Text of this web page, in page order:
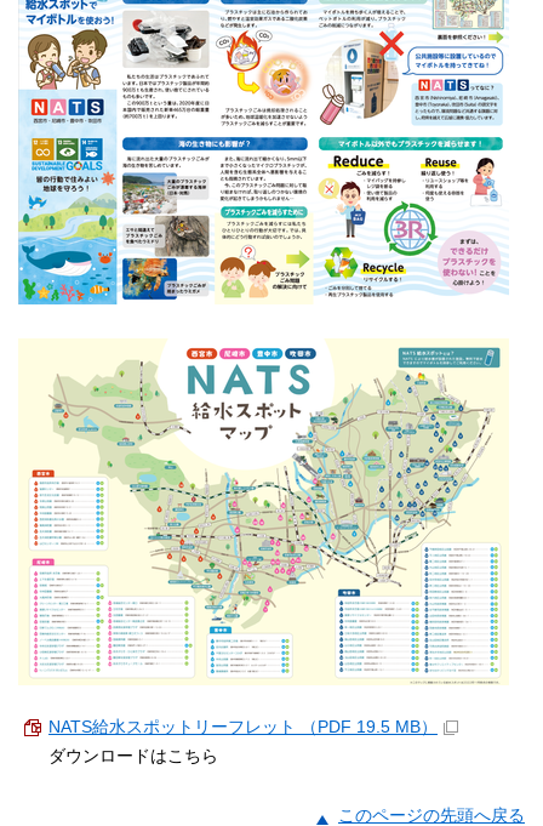
NATS給水スポットリーフレット （PDF 19.5 MB）
ダウンロードはこちら
このページの先頭へ戻る